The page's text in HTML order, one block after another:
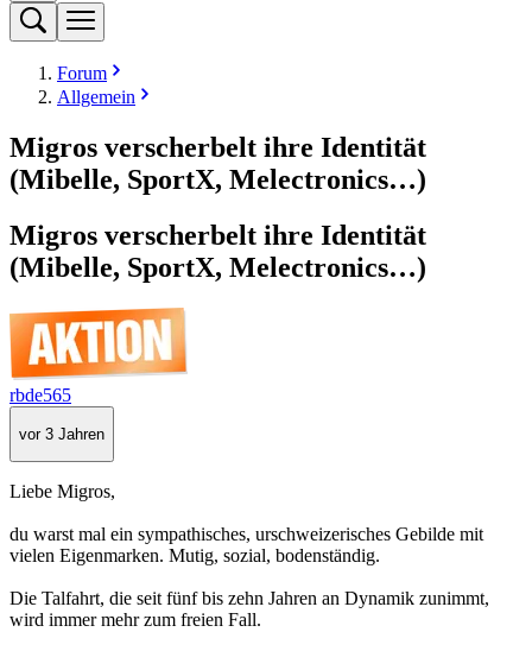
Forum
Allgemein
Migros verscherbelt ihre Identität
(Mibelle, SportX, Melectronics…)
Migros verscherbelt ihre Identität
(Mibelle, SportX, Melectronics…)
rbde565
vor 3 Jahren
Liebe Migros,
du warst mal ein sympathisches, urschweizerisches Gebilde mit
vielen Eigenmarken. Mutig, sozial, bodenständig.
Die Talfahrt, die seit fünf bis zehn Jahren an Dynamik zunimmt,
wird immer mehr zum freien Fall.